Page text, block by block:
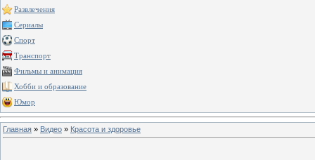
Развлечения
Сериалы
Спорт
Транспорт
Фильмы и анимация
Хобби и образование
Юмор
Главная » Видео » Красота и здоровье